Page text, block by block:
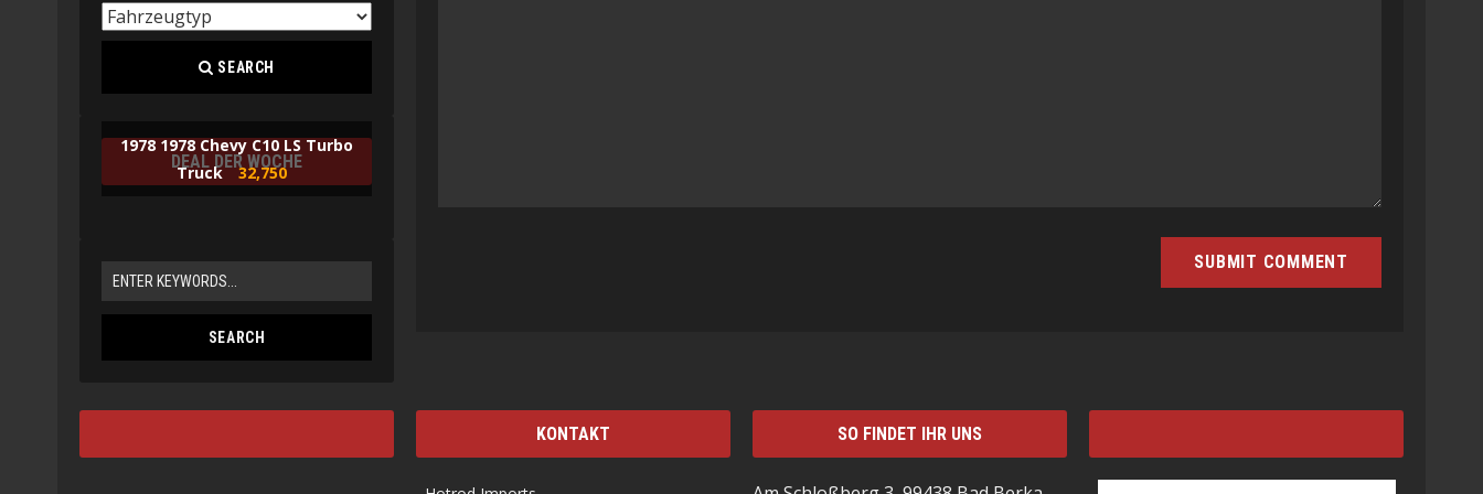
SEARCH
DEAL DER WOCHE
1978 1978 Chevy C10 LS Turbo
Truck 32,750
KONTAKT SO FINDET IHR UNS